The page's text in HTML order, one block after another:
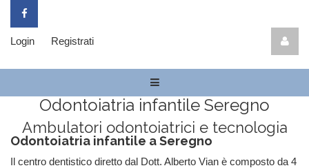
Login Registrati
Odontoiatria infantile Seregno
Ambulatori odontoiatrici e tecnologia
Odontoiatria infantile a Seregno
Il centro dentistico diretto dal Dott. Alberto Vian è composto da 4